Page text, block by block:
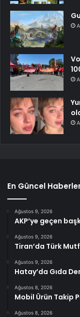
En Güncel
Ağustos 9, 2026
AKP’ye geçen
Ağustos 9, 2026
Tiran’da Türk
Ağustos 9, 2026
Hatay’da Gıda
Ağustos 8, 2026
Mobil Ürün Takip
Ağustos 8, 2026